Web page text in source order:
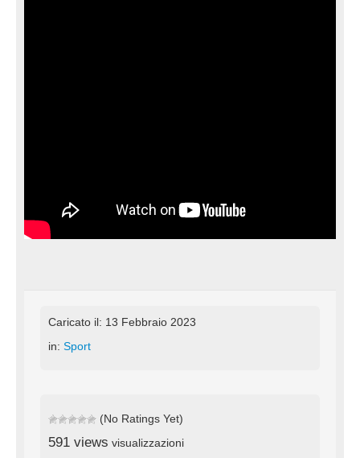
Caricato il: 13 Febbraio 2023
in: Sport
(No Ratings Yet)
591 views visualizzazioni